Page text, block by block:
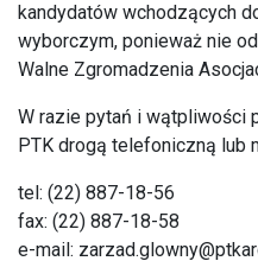
kandydatów wchodzących
wyborczym, ponieważ nie
Walne Zgromadzenia
W razie pytań i wątpliwości
PTK drogą telefoniczną lub
tel: (22) 887-18-56
fax: (22) 887-18-58
e-mail: